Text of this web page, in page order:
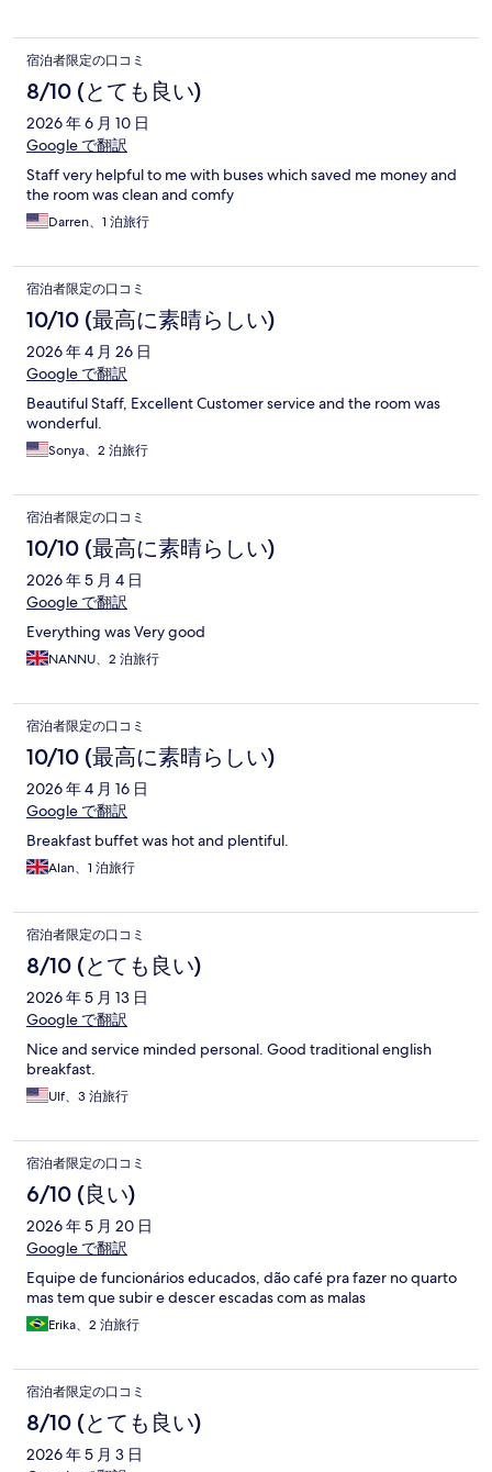
宿泊者限定の口コミ
8/10 (とても良い)
2026 年 6 月 10 日
Google で翻訳
Staff very helpful to me with buses which saved me money and
the room was clean and comfy
Darren、1 泊旅行
宿泊者限定の口コミ
10/10 (最高に素晴らしい)
2026 年 4 月 26 日
Google で翻訳
Beautiful Staff, Excellent Customer service and the room was
wonderful.
Sonya、2 泊旅行
宿泊者限定の口コミ
10/10 (最高に素晴らしい)
2026 年 5 月 4 日
Google で翻訳
Everything was Very good
NANNU、2 泊旅行
宿泊者限定の口コミ
10/10 (最高に素晴らしい)
2026 年 4 月 16 日
Google で翻訳
Breakfast buffet was hot and plentiful.
Alan、1 泊旅行
宿泊者限定の口コミ
8/10 (とても良い)
2026 年 5 月 13 日
Google で翻訳
Nice and service minded personal. Good traditional english
breakfast.
Ulf、3 泊旅行
宿泊者限定の口コミ
6/10 (良い)
2026 年 5 月 20 日
Google で翻訳
Equipe de funcionários educados, dão café pra fazer no quarto
mas tem que subir e descer escadas com as malas
Erika、2 泊旅行
宿泊者限定の口コミ
8/10 (とても良い)
2026 年 5 月 3 日